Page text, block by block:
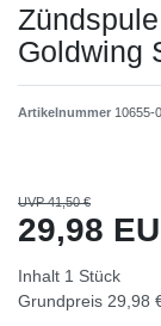
Goldwing
Artikelnummer 10655-
UVP 41,50 €
29,98
Inhalt 1 Stück
Grundpreis 29,98